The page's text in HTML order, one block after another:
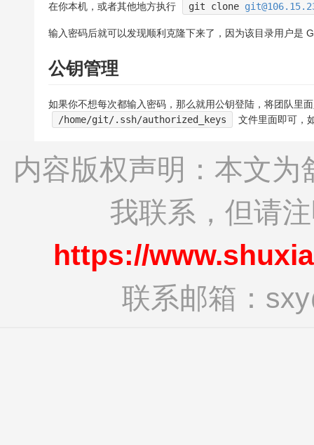
在你本机，或者其他地方执行 git clone
输入密码后就可以发现顺利克隆下来了，因为该目录用户是
公钥管理
如果你不想每次都输入密码，那么就用公钥登陆，将团队里
/home/git/.ssh/authorized_keys
文件里面即可，
内容版权声明：本文
我联系，但请
https://
联系邮箱：